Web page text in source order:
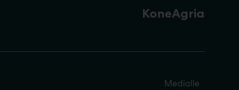
KoneAgria
Medialle